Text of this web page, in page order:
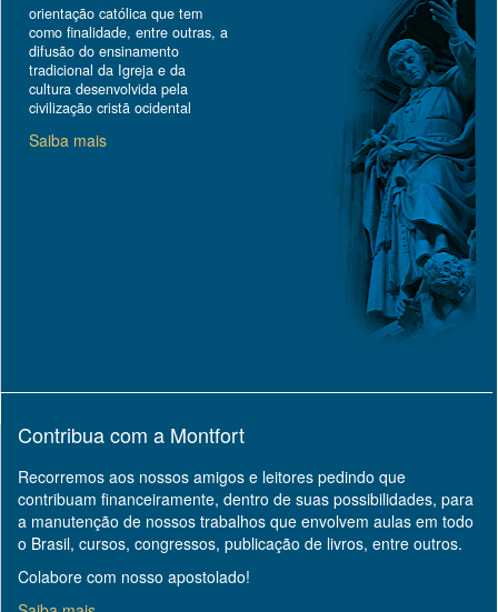
orientação católica que tem
como finalidade, entre outras, a
difusão do ensinamento
tradicional da Igreja e da
cultura desenvolvida pela
civilização cristã ocidental
Saiba mais
Contribua com a Montfort
Recorremos aos nossos amigos e leitores pedindo que
contribuam financeiramente, dentro de suas possibilidades, para
a manutenção de nossos trabalhos que envolvem aulas em todo
o Brasil, cursos, congressos, publicação de livros, entre outros.
Colabore com nosso apostolado!